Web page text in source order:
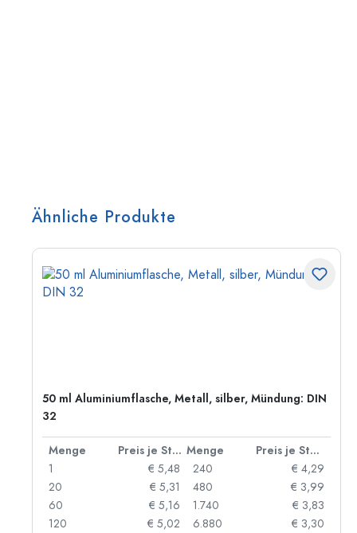
Ähnliche Produkte
50 ml Aluminiumflasche, Metall, silber, Mündung: DIN
32
Menge Preis je Stück Menge
Preis je Stück
1
€ 5,48
20
€ 5,31
60
€ 5,16
120
€ 5,02
240
€ 4,29
480
€ 3,99
1.740
€ 3,83
6.880
€ 3,30